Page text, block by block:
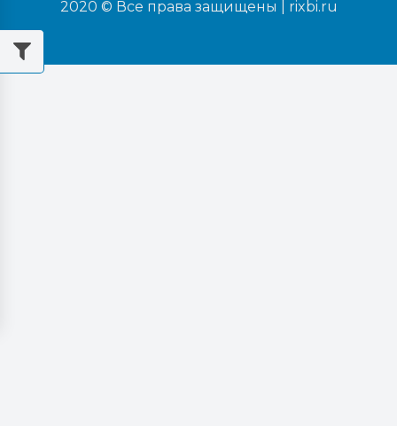
2020 © Все права защищены | rixbi.ru